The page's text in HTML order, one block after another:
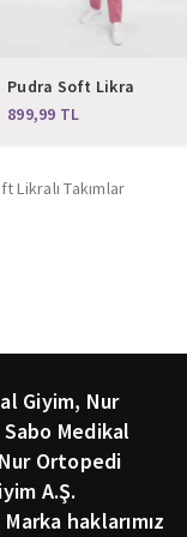
Pudra Soft Likra
Hemşire Hastane Doktor
Cerrahi Takım Üniforma
TL
Likralı Takımlar
Giyim, Nur
Medikal
Ortopedi
A.Ş.
haklarımız